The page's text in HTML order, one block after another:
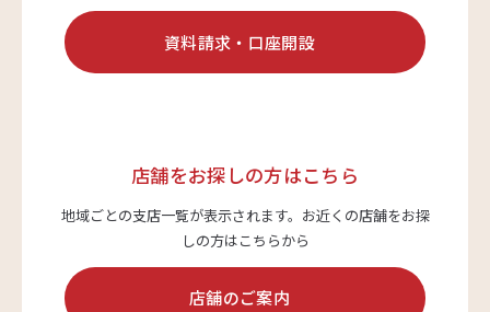
資料請求・口座開設
店舗をお探しの方はこちら
地域ごとの支店一覧が表示されます。 お近くの店舗をお探
しの方はこちらから
店舗のご案内